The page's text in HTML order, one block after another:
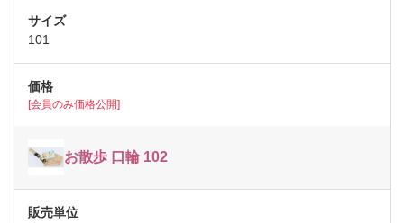
101
[会員のみ価格公開]
お散歩 口輪 102